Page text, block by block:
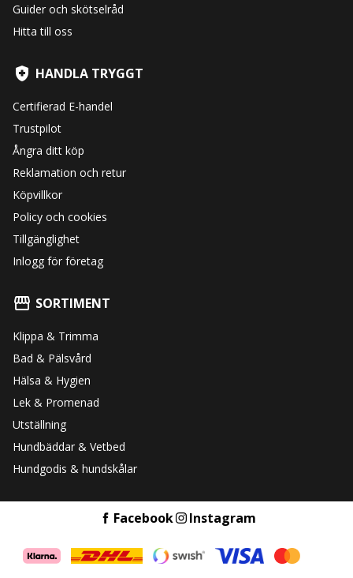
Guider och skötselråd
Hitta till oss
HANDLA TRYGGT
Certifierad E-handel
Trustpilot
Ångra ditt köp
Reklamation och retur
Köpvillkor
Policy och cookies
Tillgänglighet
Inlogg för företag
SORTIMENT
Klippa & Trimma
Bad & Pälsvård
Hälsa & Hygien
Lek & Promenad
Utställning
Hundbäddar & Vetbed
Hundgodis & hundskålar
Facebook Instagram